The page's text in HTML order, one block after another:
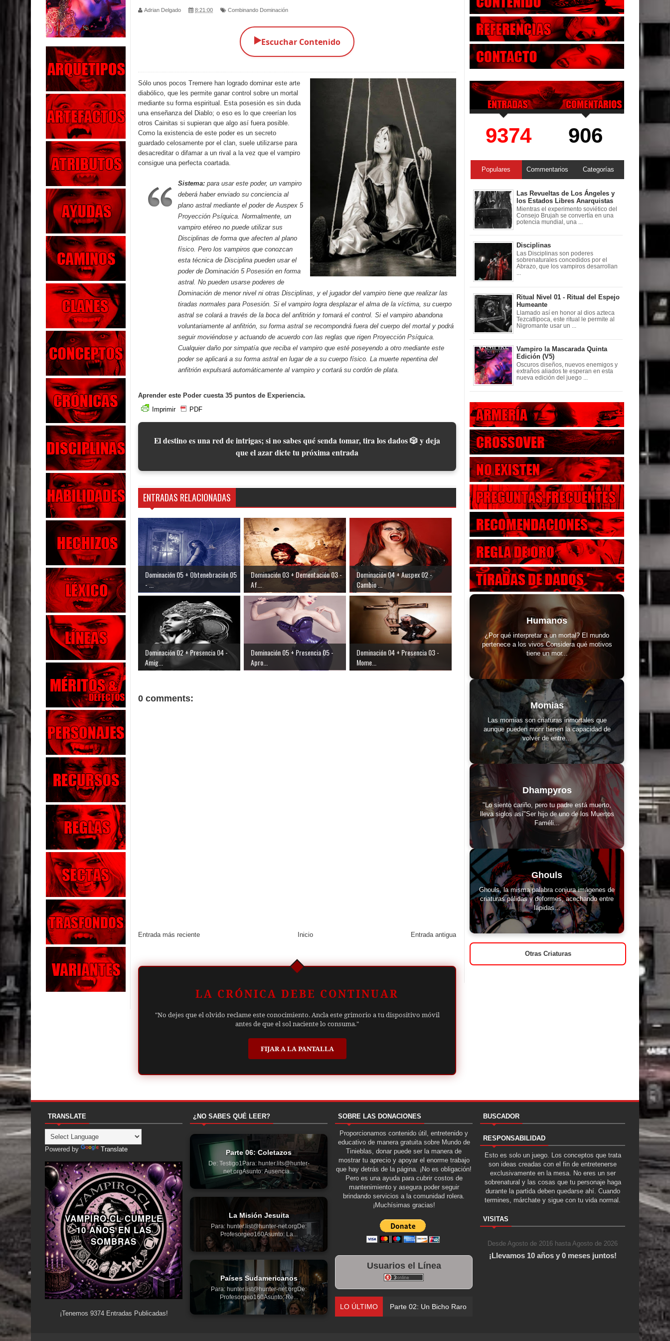
Parte 02: Los Muertos Gobiernan a los Vivos
Parte 01: Escondido a Plena Luz
Parte 02: El Enemigo de mi Enemigo
Parte 06: Coletazos
Parte 05: Los Horrores del Infierno
Parte 04: Oídos Sordos
Parte 03: La Traición
Parte 02: Vuelve el Hijo Prodigo
Parte 03: Reflexiones
Adrian Delgado 8:21:00 Combinando Dominación
▶️Escuchar Contenido
Sólo unos pocos Tremere han logrado dominar este arte
diabólico, que les permite ganar control sobre un mortal
mediante su forma espiritual. Esta posesión es sin duda
una enseñanza del Diablo; o eso es lo que creerían los
otros Cainitas si supieran que algo así fuera posible.
Como la existencia de este poder es un secreto
guardado celosamente por el clan, suele utilizarse para
desacreditar o difamar a un rival a la vez que el vampiro
consigue una perfecta coartada.
Sistema: para usar este poder, un vampiro
deberá haber enviado su conciencia al
plano astral mediante el poder de Auspex 5
Proyección Psíquica. Normalmente, un
vampiro etéreo no puede utilizar sus
Disciplinas de forma que afecten al plano
físico. Pero los vampiros que conozcan
esta técnica de Disciplina pueden usar el
poder de Dominación 5 Posesión en forma
astral. No pueden usarse poderes de
Dominación de menor nivel ni otras Disciplinas, y el jugador del vampiro tiene que realizar las
tiradas normales para Posesión. Si el vampiro logra desplazar el alma de la víctima, su cuerpo
astral se colará a través de la boca del anfitrión y tomará el control. Si el vampiro abandona
voluntariamente al anfitrión, su forma astral se recompondrá fuera del cuerpo del mortal y podrá
seguir moviéndose y actuando de acuerdo con las reglas que rigen Proyección Psíquica.
Cualquier daño por simpatía que reciba el vampiro que esté poseyendo a otro mediante este
poder se aplicará a su forma astral en lugar de a su cuerpo físico. La muerte repentina del
anfitrión expulsará automáticamente al vampiro y cortará su cordón de plata.
Aprender este Poder cuesta 35 puntos de Experiencia.
Imprimir
PDF
El destino es una red de intrigas; si no sabes qué senda tomar, tira los dados 🎲 y deja
que el azar dicte tu próxima entrada
ENTRADAS RELACIONADAS
Dominación 05 + Obtenebración 05
- ...
Dominación 03 + Dementación 03 -
Af...
Dominación 04 + Auspex 02 -
Cambio ...
Dominación 02 + Presencia 04 -
Amig...
Dominación 05 + Presencia 05 -
Apro...
Dominación 04 + Presencia 03 -
Mome...
0 comments:
Entrada más reciente Entrada antigua
Inicio
LA CRÓNICA DEBE CONTINUAR
"No dejes que el olvido reclame este conocimiento. Ancla este grimorio a tu dispositivo móvil
antes de que el sol naciente lo consuma."
FIJAR A LA PANTALLA
9374 906
Populares Commentarios Categorías
Las Revueltas de Los Ángeles y
los Estados Libres Anarquistas
Mientras el experimento soviético del
Consejo Brujah se convertía en una
potencia mundial, una ...
Disciplinas
Las Disciplinas son poderes
sobrenaturales concedidos por el
Abrazo, que los vampiros desarrollan
Ritual Nivel 01 - Ritual del Espejo
Humeante
Llamado así en honor al dios azteca
Tezcatlipoca, este ritual le permite al
Nigromante usar un ...
Vampiro la Mascarada Quinta
Edición (V5)
Oscuros diseños, nuevos enemigos y
extraños aliados te esperan en esta
nueva edición del juego ...
Humanos
¿Por qué interpretar a un mortal? El mundo
pertenece a los vivos Considera qué motivos
tiene un mor...
Momias
Las momias son criaturas inmortales que
aunque pueden morir tienen la capacidad de
volver de entre...
Dhampyros
"Lo siento cariño, pero tu padre está muerto,
lleva siglos así"Ser hijo de uno de los Muertos
Faméli...
Ghouls
Ghouls, la misma palabra conjura imágenes de
criaturas pálidas y deformes, acechando entre
lápidas...
Otras Criaturas
TRANSLATE
Powered by Translate
VAMPIRO.CL CUMPLE
10 AÑOS EN LAS
SOMBRAS
¡Tenemos 9374Entradas Publicadas!
¿NO SABES QUÉ LEER?
Parte 06: Coletazos
De: Testigo1Para: hunter.lits@hunter-
net.orgAsunto: Ausencia...
La Misión Jesuita
Para: hunter.list@hunter-net.orgDe:
Profesorgeo160Asunto: La...
Países Sudamericanos
Para: hunter.list@hunter-net.orgDe:
Profesorgeo160Asunto: Re...
SOBRE LAS DONACIONES
Proporcionamos contenido útil, entretenido y
educativo de manera gratuita sobre Mundo de
Tinieblas, donar puede ser la manera de
mostrar tu aprecio y apoyar el enorme trabajo
que hay detrás de la página. ¡No es obligación!
Pero es una ayuda para cubrir costos de
mantenimiento y asegura poder seguir
brindando servicios a la comunidad rolera.
¡Muchísimas gracias!
Usuarios el Línea
LO ÚLTIMO Parte 01: Un
BUSCADOR
RESPONSABILIDAD
Esto es solo un juego. Los conceptos que trata
son ideas creadas con el fin de entretenerse
exclusivamente en la mesa. No eres un ser
sobrenatural y las cosas que tu personaje haga
durante la partida deben quedarse ahí. Cuando
termines, márchate y sigue con tu vida normal.
VISITAS
Desde Agosto de 2016 hasta Agosto de 2026
¡Llevamos 10 años y 0 meses juntos!